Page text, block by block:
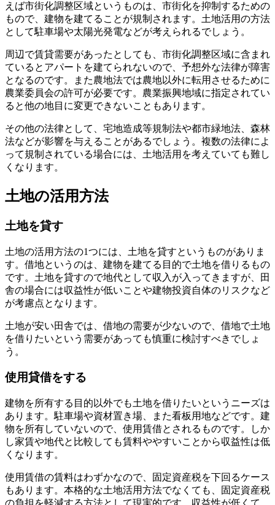
えば市街化調整区域というものは、市街化を抑制するための
もので、建物を建てることが規制されます。土地活用の方法
として駐車場や太陽光発電などが考えられるでしょう。
周辺で賃貸需要があったとしても、市街化調整区域に含まれ
ているとアパートを建てられないので、予想外な法律が障害
となるのです。また農地法では農地以外に転用させるために
農業委員会の許可が必要です。農業振興地域に指定されてい
ると他の地目に変更できないこともあります。
その他の法律として、宅地造成等規制法や都市緑地法、森林
法などが影響を与えることがあるでしょう。複数の法律によ
って規制されている場合には、土地活用を考えていても難し
くなります。
土地の活用方法
土地を貸す
土地の活用方法の1つには、土地を貸すというものがありま
す。借地というのは、建物を建てる目的で土地を借りるもの
です。土地を貸すので地代として収入が入ってきますが、田
舎の場合には収益性が低いことや建物投資自体のリスクなど
が考慮点となります。
土地が安い田舎では、借地の需要が少ないので、借地で土地
を借りたいという需要があっても慎重に検討すべきでしょ
う。
使用貸借をする
建物を所有する目的以外でも土地を借りたいというニーズは
あります。駐車場や資材置き場、また看板用地などです。建
物を所有していないので、使用賃借とされるものです。しか
し家賃や地代と比較しても賃料ややすいことから収益性は低
くなります。
使用賃借の賃料はわずかなので、固定資産税を下回るケース
もあります。本格的な土地活用方法でなくても、固定資産税
の負担を軽減する方法として現実的です。収益性が低くて